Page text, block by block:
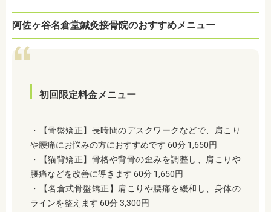
阿佐ヶ谷名倉堂鍼灸接骨院のおすすめメニュー
初回限定料金メニュー
・【骨盤矯正】長時間のデスクワークなどで、肩こり
や腰痛にお悩みの方におすすめです 60分 1,650円
・【猫背矯正】骨格や背骨の歪みを調整し、肩こりや
腰痛などを改善に導きます 60分 1,650円
・【名倉式骨盤矯正】肩こりや腰痛を緩和し、身体の
ラインを整えます 60分 3,300円